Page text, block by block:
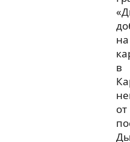
на
в
от